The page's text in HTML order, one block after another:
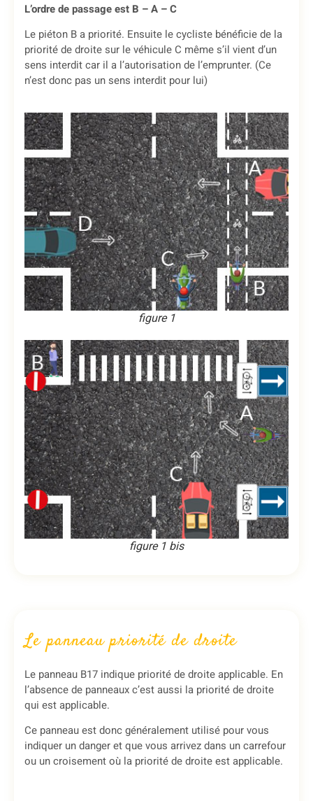
L’ordre de passage est B – A – C
Le piéton B a priorité. Ensuite le cycliste bénéficie de la
priorité de droite sur le véhicule C même s’il vient d’un
sens interdit car il a l’autorisation de l’emprunter. (Ce
n’est donc pas un sens interdit pour lui)
figure 1
figure 1 bis
Le panneau priorité de droite
Le panneau B17 indique priorité de droite applicable. En
l’absence de panneaux c’est aussi la priorité de droite
qui est applicable.
Ce panneau est donc généralement utilisé pour vous
indiquer un danger et que vous arrivez dans un carrefour
ou un croisement où la priorité de droite est applicable.